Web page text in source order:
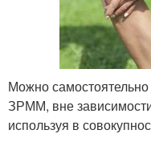
Можно
ЗРММ, вне
используя в